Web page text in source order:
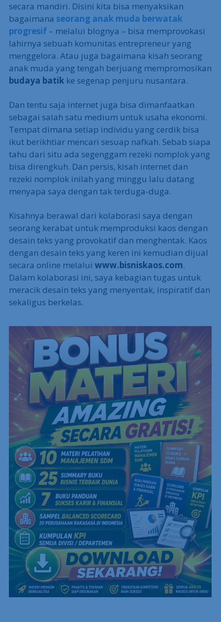
secara mandiri. Disini kita bisa menyaksikan
bagaimana seorang anak muda berwatak
progresif– melalui blognya – bisa memprovokasi
lahirnya sebuah komunitas entrepreneur yang
menggelora. Atau juga bagaimana kisah seorang
anak muda yang tengah berjuang mempromosikan
budaya batikke segenap penjuru nusantara.
Dan tentu saja internet juga bisa dimanfaatkan
sebagai salah satu medium untuk usaha ekonomi.
Tempat dimana setiap individu yang cerdik bisa
ikut berikhtiar mencari sesuap nafkah. Sebab siapa
tahu dari situ ada segenggam rezeki nomplok yang
bisa direngkuh. Dan persis, kisah internet dan
rezeki nomplok inilah yang minggu lalu datang
menyapa saya dengan tak terduga-duga.
Kisahnya berawal dari kolaborasi saya dengan
seorang kerabat untuk memproduksi kaos dengan
desain teks yang provokatif dan menghentak. Kaos
dengan desain teks yang keren ini kemudian dijual
secara online melalui www.bisniskaos.com.
Dalam kolaborasi ini, saya kebagian tugas untuk
meracik desain teks yang menyentak, inspiratif dan
sekaligus berkelas.